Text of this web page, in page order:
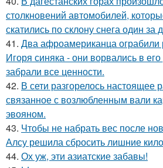
столкновений автомобилей,
скатились по склону снега один за
41. Два афроамериканца ограбили
Игоря синяка - они ворвались в
забрали все ценности.
42. В сети разгорелось настоящее
связанное с возлюбленным вали
эвояном.
43. Чтобы не набрать вес после
Алсу решила сбросить лишние
44. Ох уж, эти азиатские забавы!